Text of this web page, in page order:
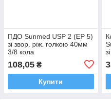
ПДО Sunmed USP 2 (EP 5)
зі звор. ріж. голкою 40мм
3/8 кола
108,05 ₴
Купити